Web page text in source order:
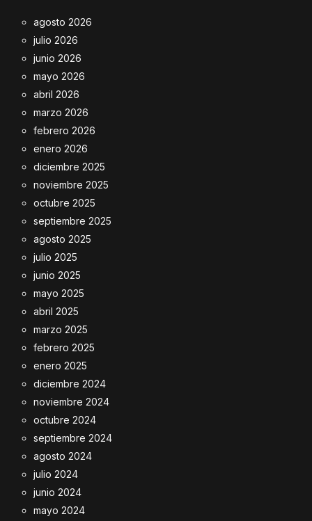
agosto 2026
julio 2026
junio 2026
mayo 2026
abril 2026
marzo 2026
febrero 2026
enero 2026
diciembre 2025
noviembre 2025
octubre 2025
septiembre 2025
agosto 2025
julio 2025
junio 2025
mayo 2025
abril 2025
marzo 2025
febrero 2025
enero 2025
diciembre 2024
noviembre 2024
octubre 2024
septiembre 2024
agosto 2024
julio 2024
junio 2024
mayo 2024